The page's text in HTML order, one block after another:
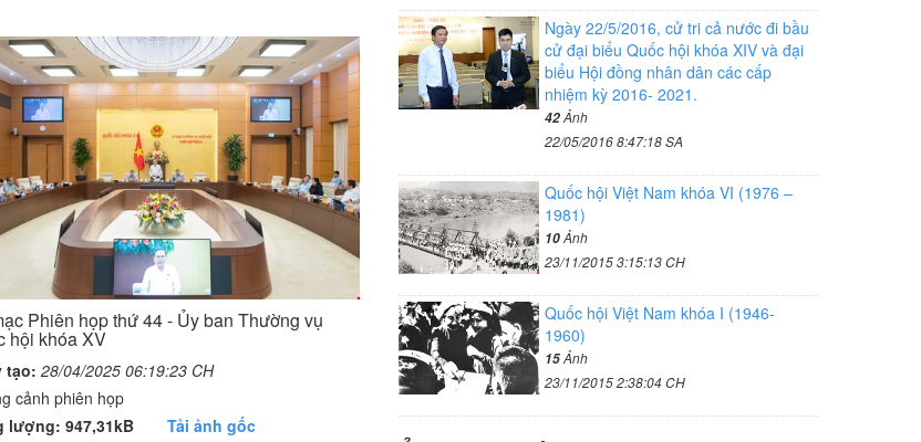
Phiên họp thứ 44 - Ủy ban Thường vụ
hội khóa XV
tạo: 28/04/2025 06:19:23 CH
cảnh phiên họp
lượng: 947,31kB
Tải ảnh gốc
Ngày 22/5/2016, cử tri cả nước đi bầu
cử đại biểu Quốc hội khóa XIV và đại
biểu Hội đồng nhân dân các cấp
nhiệm kỳ 2016- 2021.
42Ảnh
22/05/2016 8:47:18 SA
Quốc hội Việt Nam khóa VI (1976 –
1981)
10Ảnh
23/11/2015 3:15:13 CH
Quốc hội Việt Nam khóa I (1946-
1960)
15Ảnh
23/11/2015 2:38:04 CH